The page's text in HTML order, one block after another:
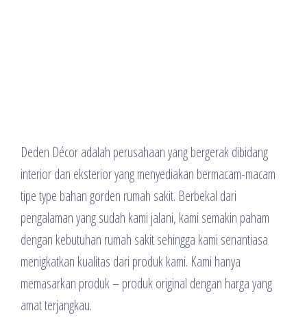
Deden Décor adalah perusahaan yang bergerak dibidang
interior dan eksterior yang menyediakan bermacam-macam
tipe type bahan gorden rumah sakit. Berbekal dari
pengalaman yang sudah kami jalani, kami semakin paham
dengan kebutuhan rumah sakit sehingga kami senantiasa
menigkatkan kualitas dari produk kami. Kami hanya
memasarkan produk – produk original dengan harga yang
amat terjangkau.